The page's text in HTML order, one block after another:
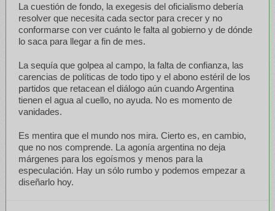
La cuestión de fondo, la exegesis del oficialismo debería
resolver que necesita cada sector para crecer y no
conformarse con ver cuánto le falta al gobierno y de dónde
lo saca para llegar a fin de mes.
La sequía que golpea al campo, la falta de confianza, las
carencias de políticas de todo tipo y el abono estéril de los
partidos que retacean el diálogo aún cuando Argentina
tienen el agua al cuello, no ayuda. No es momento de
vanidades.
Es mentira que el mundo nos mira. Cierto es, en cambio,
que no nos comprende. La agonía argentina no deja
márgenes para los egoísmos y menos para la
especulación. Hay un sólo rumbo y podemos empezar a
diseñarlo hoy.